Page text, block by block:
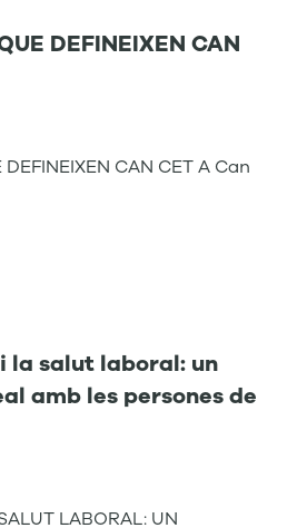
DEFINEIXEN CAN
DEFINEIXEN CAN CET A Can
la salut laboral: un
amb les persones de
LABORAL: UN